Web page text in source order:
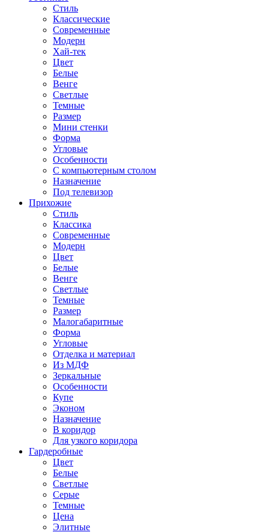
Стиль
Классические
Современные
Модерн
Хай-тек
Цвет
Белые
Венге
Светлые
Темные
Размер
Мини стенки
Форма
Угловые
Особенности
С компьютерным столом
Назначение
Под телевизор
Прихожие
Стиль
Классика
Современные
Модерн
Цвет
Белые
Венге
Светлые
Темные
Размер
Малогабаритные
Форма
Угловые
Отделка и материал
Из МДФ
Зеркальные
Особенности
Купе
Эконом
Назначение
В коридор
Для узкого коридора
Гардеробные
Цвет
Белые
Светлые
Серые
Темные
Цена
Элитные